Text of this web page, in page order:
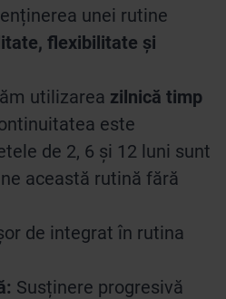
unei rutine
flexibilitate și
utilizarea zilnică timp
este
de 2, 6 și 12 luni sunt
această rutină fără
de integrat în rutina
Susținere progresivă